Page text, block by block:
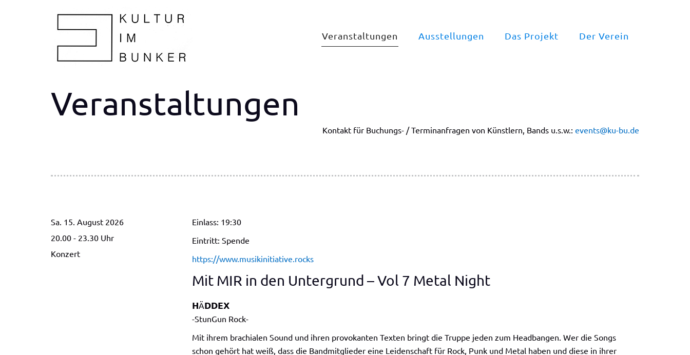
Veranstaltungen Ausstellungen Das Projekt Der Verein
Veranstaltungen
Kontakt für Buchungs- / Terminanfragen von Künstlern, Bands u.s.w.: events@ku-bu.de
Sa. 15. August 2026
20.00 - 23.30 Uhr
Konzert
Einlass: 19:30
Eintritt: Spende
https://www.musikinitiative.rocks
Mit MIR in den Untergrund – Vol 7 Metal Night
𝗛Ä𝗗𝗗𝗘𝗫
-StunGun Rock-
Mit ihrem brachialen Sound und ihren provokanten Texten bringt die Truppe jeden zum Headbangen. Wer die Songs
schon gehört hat weiß, dass die Bandmitglieder eine Leidenschaft für Rock, Punk und Metal haben und diese in ihrer